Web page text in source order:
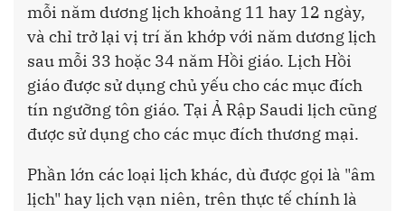
mỗi năm dương lịch khoảng 11 hay 12 ngày,
và chỉ trở lại vị trí ăn khớp với năm dương lịch
sau mỗi 33 hoặc 34 năm Hồi giáo. Lịch Hồi
giáo được sử dụng chủ yếu cho các mục đích
tín ngưỡng tôn giáo. Tại Ả Rập Saudi lịch cũng
được sử dụng cho các mục đích thương mại.
Phần lớn các loại lịch khác, dù được gọi là "âm
lịch" hay lịch vạn niên, trên thực tế chính là